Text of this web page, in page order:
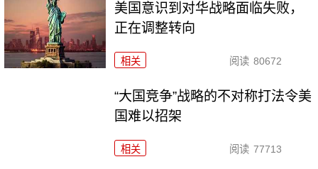
美国意识到对华战略面临失败，
正在调整转向
相关 阅读 80672
“大国竞争”战略的不对称打法令美
国难以招架
相关 阅读 77713